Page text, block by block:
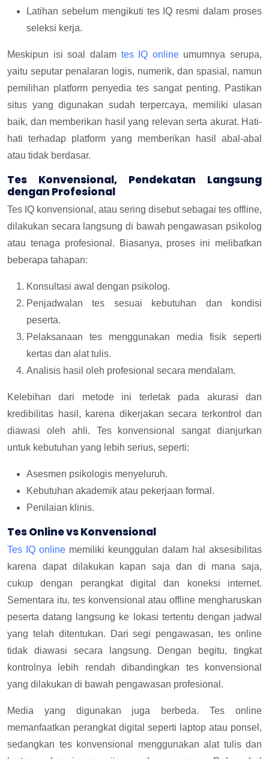
Latihan sebelum mengikuti tes IQ resmi dalam proses
seleksi kerja.
Meskipun isi soal dalam tes IQ onlineumumnya serupa,
yaitu seputar penalaran logis, numerik, dan spasial, namun
pemilihan platform penyedia tes sangat penting. Pastikan
situs yang digunakan sudah terpercaya, memiliki ulasan
baik, dan memberikan hasil yang relevan serta akurat. Hati-
hati terhadap platform yang memberikan hasil abal-abal
atau tidak berdasar.
Tes Konvensional, Pendekatan Langsung
dengan Profesional
Tes IQ konvensional, atau sering disebut sebagai tes offline,
dilakukan secara langsung di bawah pengawasan psikolog
atau tenaga profesional.
Biasanya, proses ini melibatkan
beberapa tahapan:
Konsultasi awal dengan psikolog.
Penjadwalan tes sesuai kebutuhan dan kondisi
peserta.
Pelaksanaan tes menggunakan media fisik seperti
kertas dan alat tulis.
Analisis hasil oleh profesional secara mendalam.
Kelebihan dari metode ini terletak pada akurasi dan
kredibilitas hasil, karena dikerjakan secara terkontrol dan
diawasi oleh ahli. Tes konvensional sangat dianjurkan
untuk kebutuhan yang lebih serius, seperti:
Asesmen psikologis menyeluruh.
Kebutuhan akademik atau pekerjaan formal.
Penilaian klinis.
Tes Online vs Konvensional
Tes IQ online memiliki keunggulan dalam hal aksesibilitas
karena dapat dilakukan kapan saja dan di mana saja,
cukup dengan perangkat digital dan koneksi internet.
Sementara itu, tes konvensional atau offline mengharuskan
peserta datang langsung ke lokasi tertentu dengan jadwal
yang telah ditentukan. Dari segi pengawasan, tes online
tidak diawasi secara langsung. Dengan begitu, tingkat
kontrolnya lebih rendah dibandingkan tes konvensional
yang dilakukan di bawah pengawasan profesional.
Media yang digunakan juga berbeda. Tes online
memanfaatkan perangkat digital seperti laptop atau ponsel,
sedangkan tes konvensional menggunakan alat tulis dan